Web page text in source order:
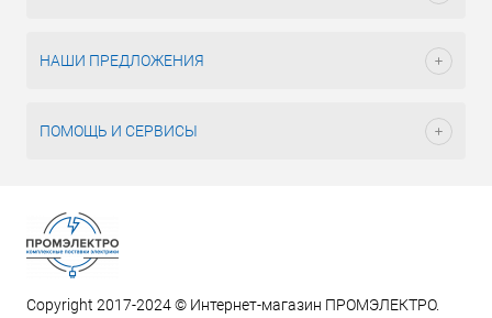
НАШИ ПРЕДЛОЖЕНИЯ
ПОМОЩЬ И СЕРВИСЫ
Copyright 2017-2024 © Интернет-магазин ПРОМЭЛЕКТРО.